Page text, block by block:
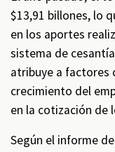
$13,91 billones, lo
en los aportes
sistema de
atribuye a factores
crecimiento del
en la cotización de
Según el informe